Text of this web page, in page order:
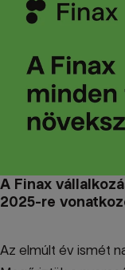
A Finax
2025-re
Az elmúlt év ismét